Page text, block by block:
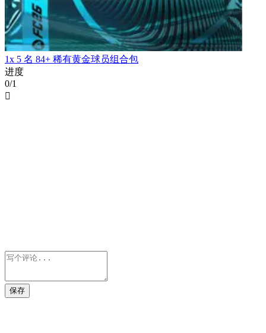
1x 5 名 84+ 稀有黄金球员组合包
进度
0/1

保存